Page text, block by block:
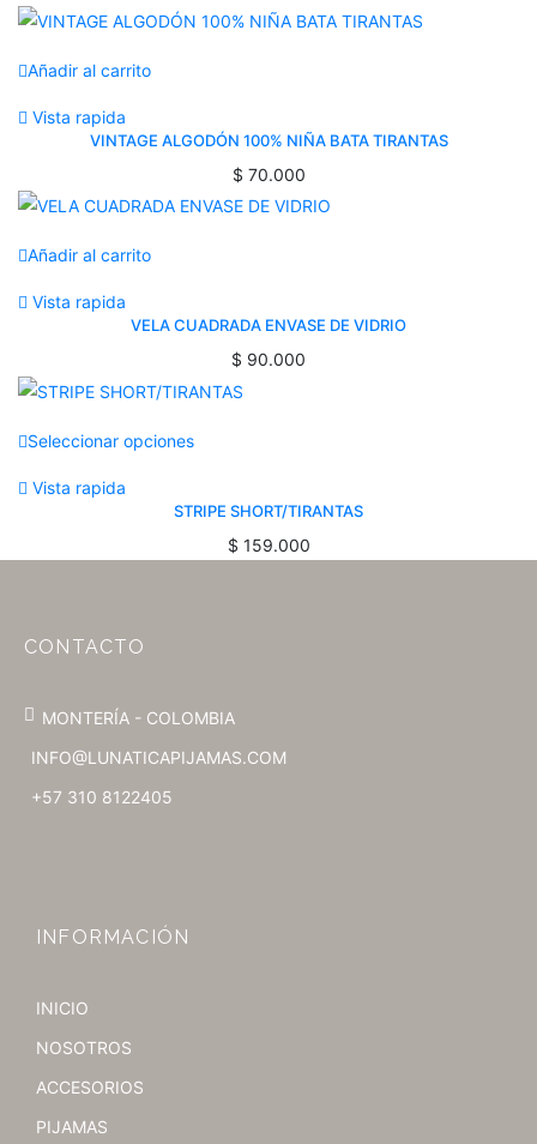
Añadir al carrito
Vista rapida
VINTAGE ALGODÓN 100% NIÑA BATA TIRANTAS
$ 70.000
Añadir al carrito
Vista rapida
VELA CUADRADA ENVASE DE VIDRIO
$ 90.000
Seleccionar opciones
Vista rapida
STRIPE SHORT/TIRANTAS
$ 159.000
CONTACTO
MONTERÍA - COLOMBIA
INFO@LUNATICAPIJAMAS.COM
+57 310 8122405
INFORMACIÓN
INICIO
NOSOTROS
ACCESORIOS
PIJAMAS